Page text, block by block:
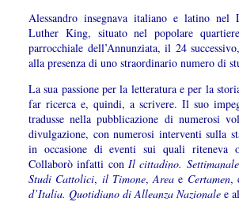
Alessandro insegnava italiano e latino
Luther King, situato nel popolare
parrocchiale dell’Annunziata, il 24
alla presenza di uno straordinario numero di
La sua passione per la letteratura e per la
far ricerca e, quindi, a scrivere. Il suo
tradusse nella pubblicazione di numerosi
divulgazione, con numerosi interventi sulla
in occasione di eventi sui quali riteneva
Collaborò infatti con Il cittadino.
Studi Cattolici, il Timone, Area e Certamen,
d’Italia. Quotidiano di Alleanza Nazionale e